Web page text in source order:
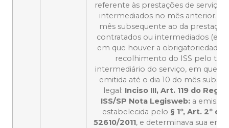
referente às prestações de
intermediados no mês anterior.
mês subsequente ao da prestação
contratados ou intermediados
em que houver a obrigatoriedade
recolhimento do ISS pelo
intermediário do serviço, em que a
emitida até o dia 10 do mês
legal: Inciso III, Art. 119 do
ISS/SP Nota Legisweb:a
estabelecida pelo § 1º, Art. 2º
52610/2011, e determinava sua